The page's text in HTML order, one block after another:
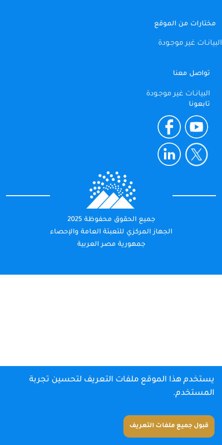
مختارات من الموقع
البيانـات غير موجـودة
تواصل معنا
البيانـات غير موجـودة
تابعونا
جميع الحقوق محفوظة 2025
الجهاز المركزي للتعبئة العامة والإحصاء
جمهورية مصر العربية
يستخدم هذا الموقع ملفات التعريف لتحسين تجربة
المستخدم.
قبول جميع ملفات التعريف